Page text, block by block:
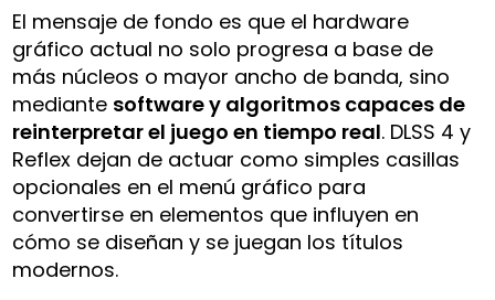
El mensaje de fondo es que el hardware
gráfico actual no solo progresa a base de
más núcleos o mayor ancho de banda, sino
mediante software y algoritmos capaces de
reinterpretar el juego en tiempo real. DLSS 4 y
Reflex dejan de actuar como simples casillas
opcionales en el menú gráfico para
convertirse en elementos que influyen en
cómo se diseñan y se juegan los títulos
modernos.